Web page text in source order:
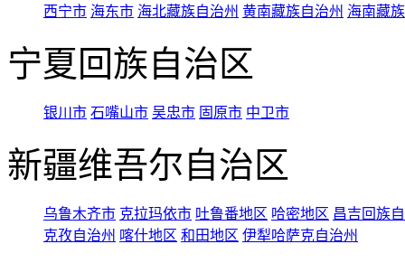
西宁市 海东市 海北藏族自治州 黄南藏族自治州 海南藏
宁夏回族自治区
银川市 石嘴山市 吴忠市 固原市 中卫市
新疆维吾尔自治区
乌鲁木齐市 克拉玛依市 吐鲁番地区 哈密地区 昌吉回族
克孜自治州 喀什地区 和田地区 伊犁哈萨克自治州